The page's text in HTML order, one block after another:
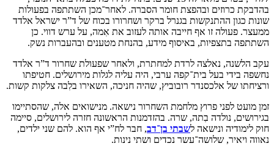
בהדבקת כרוזים ובהפצת חומר הסברה. לאחר־מכן השתתפה בפעולות
שונות כגון ההתנקשות בגנרל ברקר ושחרורו בכוח של ד”ר ישראל אלדד
ממעצר. פעולה זו אף חייבה אותה לעזוב את אִמה, על ערש דווי. כן
השתתפה בתצפיות, באיסוף מידע, בהנחת מטענים ובהעברות נשק.
עקב הלשנה, נאלצה לרדת למחתרת, ולאחר שפעולת שחרור ד”ר אלדד
נחשפה בידי בעל בית־קפה ערבי, היה עליה לגלות מירושלים. חטיפתו
ורציחתו של אלכסנדר רובוביץ, שהיה חניכה, השאירו בלִבה צלקות קשות.
זמן מועט לפני פרוץ מלחמת השחרור נישאה. מנישואים אלה, שהסתיימו
בגירושים, נולדה בִתה, שרה. בהזדמנות הראשונה חזרה לירושלים, סיימה
חוק לימודיה ונישאה לשבתי בן־דב, חבר לח”י אף הוא. להם שני ילדים,
נאווה ויאיר, שלושה־עשר נכדים ושתי נינות.